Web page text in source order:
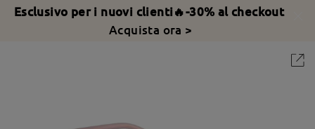
Esclusivo per i nuovi clienti🔥-30% al checkout
Acquista ora >